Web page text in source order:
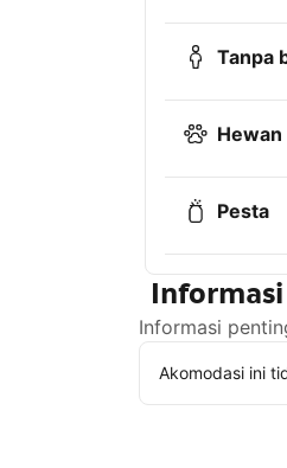
Tanpa
Pesta
Informasi
Akomodasi ini